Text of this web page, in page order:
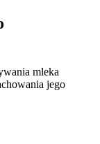
mleka
jego